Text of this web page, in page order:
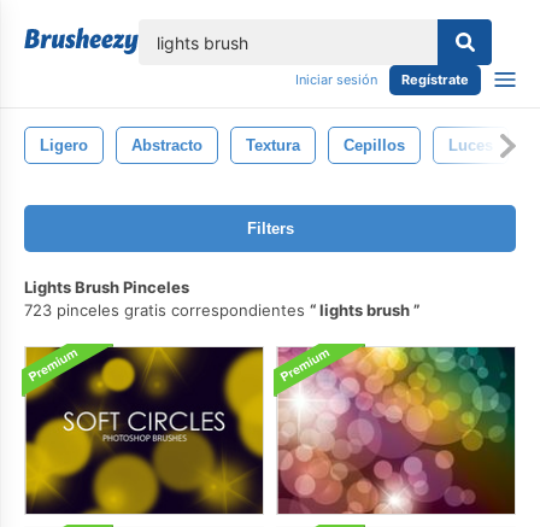
Iniciar sesión Regístrate
Ligero Abstracto Textura Cepillos Luces
Filters
Lights Brush Pinceles
723 pinceles gratis correspondientes
lights brush